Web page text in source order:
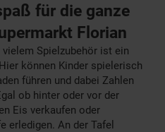
für die ganze
Florian
Spielzubehör ist ein
können Kinder spielerisch
führen und dabei Zahlen
ob hinter oder vor der
Eis verkaufen oder
erledigen. An der Tafel